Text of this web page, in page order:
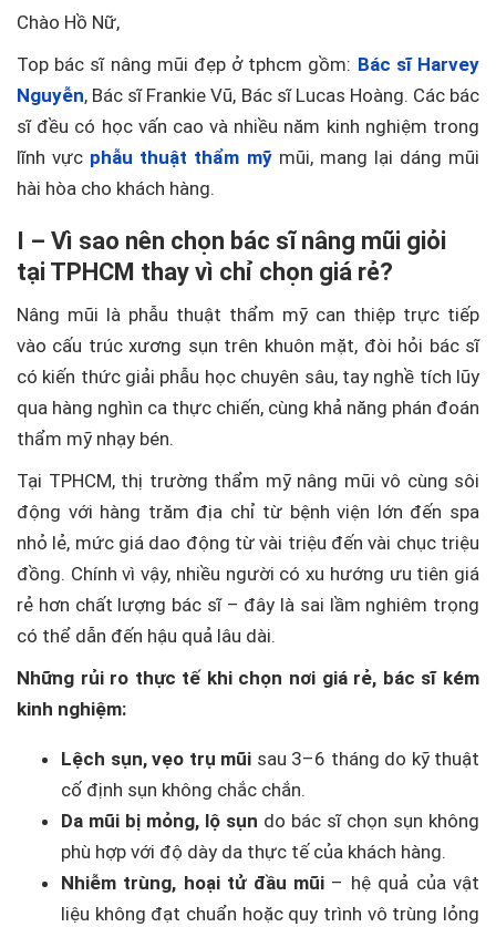
Chào Hồ Nữ,
Top bác sĩ nâng mũi đẹp ở tphcm gồm: Bác sĩ Harvey
Nguyễn, Bác sĩ Frankie Vũ, Bác sĩ Lucas Hoàng. Các bác
sĩ đều có học vấn cao và nhiều năm kinh nghiệm trong
lĩnh vực phẫu thuật thẩm mỹmũi, mang lại dáng mũi
hài hòa cho khách hàng.
I – Vì sao nên chọn bác sĩ nâng mũi giỏi
tại TPHCM thay vì chỉ chọn giá rẻ?
Nâng mũi là phẫu thuật thẩm mỹ can thiệp trực tiếp
vào cấu trúc xương sụn trên khuôn mặt, đòi hỏi bác sĩ
có kiến thức giải phẫu học chuyên sâu, tay nghề tích lũy
qua hàng nghìn ca thực chiến, cùng khả năng phán đoán
thẩm mỹ nhạy bén.
Tại TPHCM, thị trường thẩm mỹ nâng mũi vô cùng sôi
động với hàng trăm địa chỉ từ bệnh viện lớn đến spa
nhỏ lẻ, mức giá dao động từ vài triệu đến vài chục triệu
đồng. Chính vì vậy, nhiều người có xu hướng ưu tiên giá
rẻ hơn chất lượng bác sĩ – đây là sai lầm nghiêm trọng
có thể dẫn đến hậu quả lâu dài.
Những rủi ro thực tế khi chọn nơi giá rẻ, bác sĩ kém
kinh nghiệm:
Lệch sụn, vẹo trụ mũi sau 3–6 tháng do kỹ thuật
cố định sụn không chắc chắn.
Da mũi bị mỏng, lộ sụn do bác sĩ chọn sụn không
phù hợp với độ dày da thực tế của khách hàng.
Nhiễm trùng, hoại tử đầu mũi – hệ quả của vật
liệu không đạt chuẩn hoặc quy trình vô trùng lỏng